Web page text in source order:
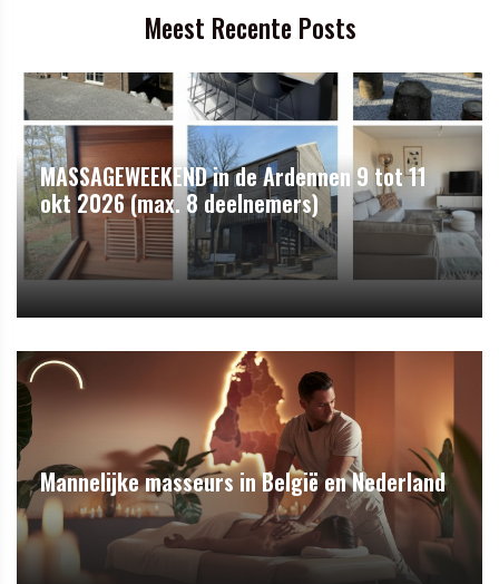
Meest Recente Posts
MASSAGEWEEKEND in de Ardennen 9 tot 11
okt 2026 (max. 8 deelnemers)
Mannelijke masseurs in België en Nederland